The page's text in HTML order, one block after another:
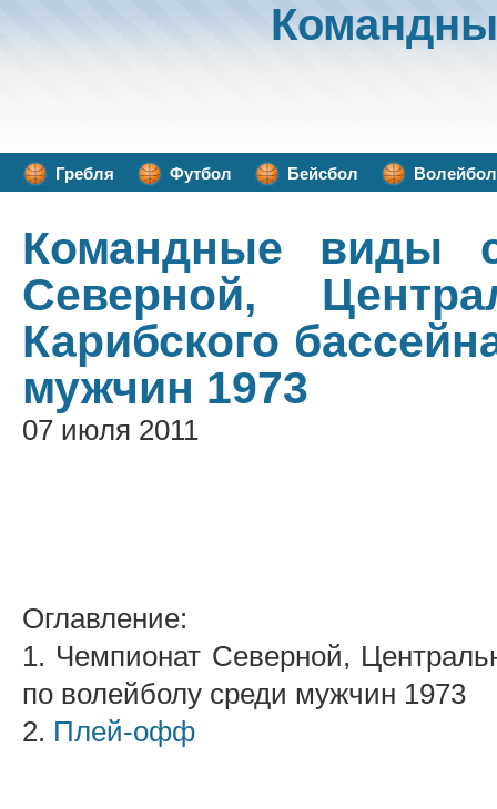
Гребля Футбол Бейсбол Волейбол
Командные виды
Северной,
Карибского
мужчин 1973
07 июля 2011
Оглавление:
1. Чемпионат Северной,
по волейболу среди мужчин 1973
2. Плей-офф